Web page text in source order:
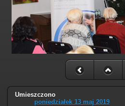
Umieszczono
poniedziałek 13 maj 2019